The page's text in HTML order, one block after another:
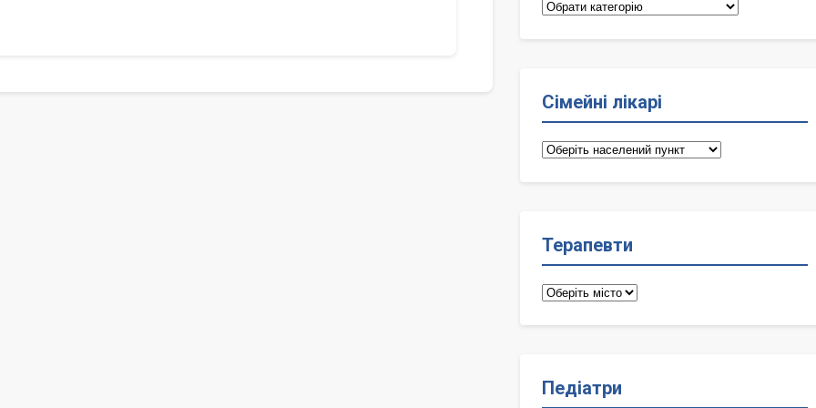
Категорії
Сімейні лікарі
Сімейні
Терапевти
Терапевти
Педіатри